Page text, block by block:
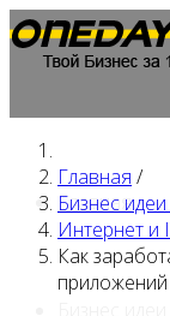
Главная
Главная /
Бизнес
Интернет и
Как
приложений